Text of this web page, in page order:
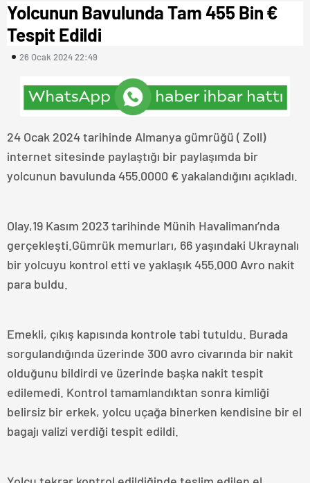
Yolcunun Bavulunda Tam 455 Bin €
Tespit Edildi
26 Ocak 2024 22:49
24 Ocak 2024 tarihinde Almanya gümrüğü ( Zoll)
internet sitesinde paylaştığı bir paylaşımda bir
yolcunun bavulunda 455.0000 € yakalandığını açıkladı.
Olay,19 Kasım 2023 tarihinde Münih Havalimanı’nda
gerçekleşti.Gümrük memurları, 66 yaşındaki Ukraynalı
bir yolcuyu kontrol etti ve yaklaşık 455.000 Avro nakit
para buldu.
Emekli, çıkış kapısında kontrole tabi tutuldu. Burada
sorgulandığında üzerinde 300 avro civarında bir nakit
olduğunu bildirdi ve üzerinde başka nakit tespit
edilemedi. Kontrol tamamlandıktan sonra kimliği
belirsiz bir erkek, yolcu uçağa binerken kendisine bir el
bagajı valizi verdiği tespit edildi.